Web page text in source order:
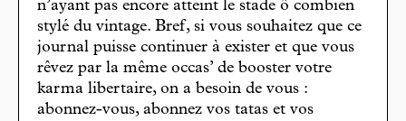
n’ayant pas encore atteint le stade ô combien
stylé du vintage. Bref, si vous souhaitez que ce
journal puisse continuer à exister et que vous
rêvez par la même occas’ de booster votre
karma libertaire, on a besoin de vous :
abonnez-vous, abonnez vos tatas et vos